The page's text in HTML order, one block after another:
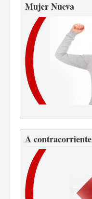
Mujer Nueva
A contracorriente